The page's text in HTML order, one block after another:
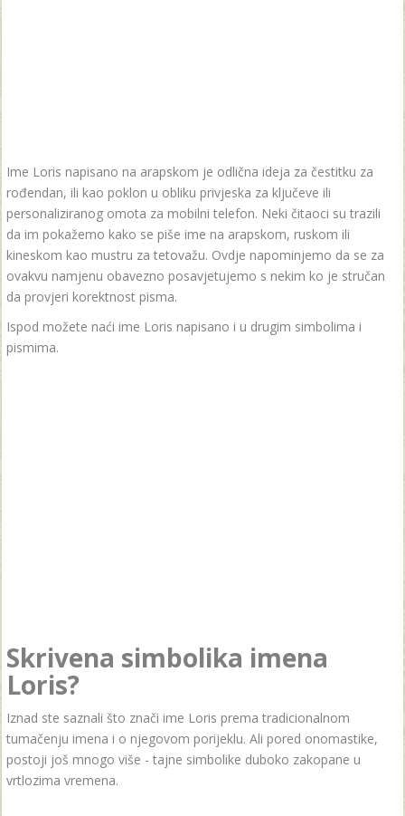
Ime Loris napisano na arapskom je odlična ideja za čestitku za
rođendan, ili kao poklon u obliku privjeska za ključeve ili
personaliziranog omota za mobilni telefon. Neki čitaoci su trazili
da im pokažemo kako se piše ime na arapskom, ruskom ili
kineskom kao mustru za tetovažu. Ovdje napominjemo da se za
ovakvu namjenu obavezno posavjetujemo s nekim ko je stručan
da provjeri korektnost pisma.
Ispod možete naći ime Loris napisano i u drugim simbolima i
pismima.
Skrivena simbolika imena
Loris?
Iznad ste saznali što znači ime Loris prema tradicionalnom
tumačenju imena i o njegovom porijeklu. Ali pored onomastike,
postoji još mnogo više - tajne simbolike duboko zakopane u
vrtlozima vremena.